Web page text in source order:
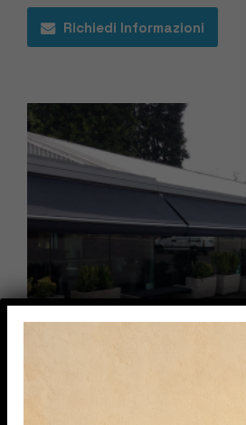
Richiedi Informazioni